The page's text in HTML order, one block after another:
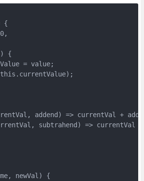
{
{
= value;
addend) => currentVal +
subtrahend) => currentVal
newVal) {